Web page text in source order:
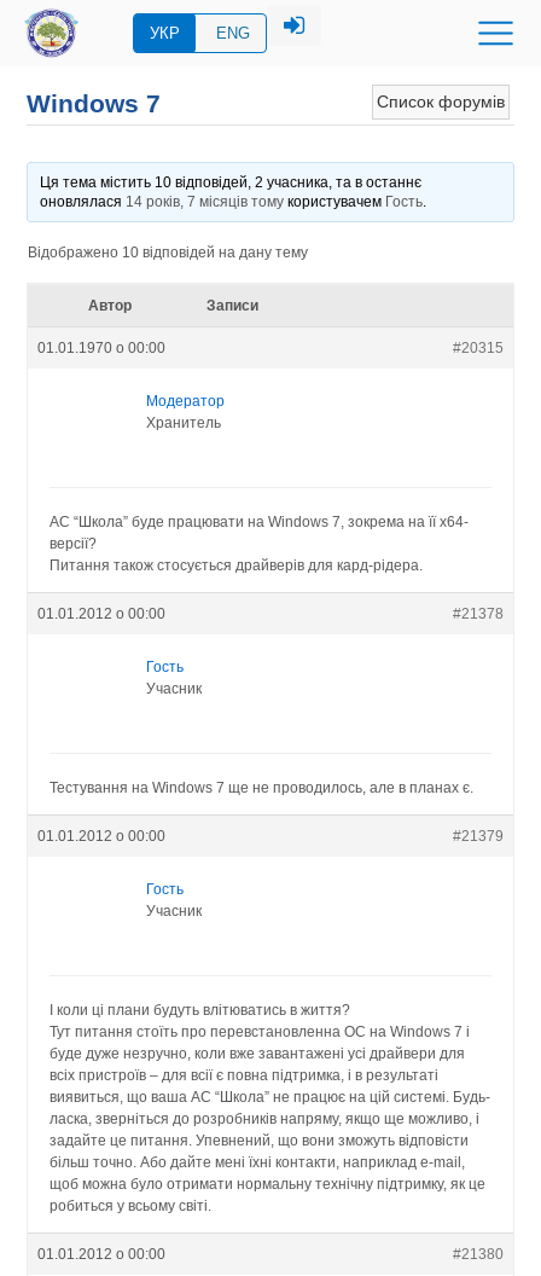
УКР ENG
Список форумів
Windows 7
Ця тема містить 10 відповідей, 2 учасника, та в останнє
оновлялася 14 років, 7 місяців томукористувачем Гость.
Відображено 10 відповідей на дану тему
Автор Записи
01.01.1970 о 00:00 #20315
Модератор
Хранитель
АС “Школа” буде працювати на Windows 7, зокрема на її х64-
версії?
Питання також стосується драйверів для кард-рідера.
01.01.2012 о 00:00 #21378
Гость
Учасник
Тестування на Windows 7 ще не проводилось, але в планах є.
01.01.2012 о 00:00 #21379
Гость
Учасник
І коли ці плани будуть влітюватись в життя?
Тут питання стоїть про перевстановленна ОС на Windows 7 і
буде дуже незручно, коли вже завантажені усі драйвери для
всіх пристроїв – для всії є повна підтримка, і в результаті
виявиться, що ваша АС “Школа” не працює на цій системі. Будь-
ласка, зверніться до розробників напряму, якщо ще можливо, і
задайте це питання. Упевнений, що вони зможуть відповісти
більш точно. Або дайте мені їхні контакти, наприклад e-mail,
щоб можна було отримати нормальну технічну підтримку, як це
робиться у всьому світі.
01.01.2012 о 00:00 #21380